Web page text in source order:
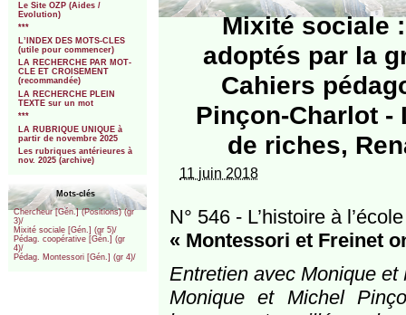
Le Site OZP (Aides /
Evolution)
***
L’INDEX DES MOTS-CLES
(utile pour commencer)
LA RECHERCHE PAR MOT-
CLE ET CROISEMENT
(recommandée)
LA RECHERCHE PLEIN
TEXTE sur un mot
***
LA RUBRIQUE UNIQUE à
partir de novembre 2025
Les rubriques antérieures à
nov. 2025 (archive)
Mots-clés
Chercheur [Gén.] (Positions) (gr
3)/
Mixité sociale [Gén.] (gr 5)/
Pédag. coopérative [Gén.] (gr
4)/
Pédag. Montessori [Gén.] (gr 4)/
Mixité sociale
adoptés par la
Cahiers
Pinçon-Charlot
de riches,
11 juin 2018
N° 546 - L’histoire à
« Montessori et Freinet
Entretien avec Monique
Monique et Michel